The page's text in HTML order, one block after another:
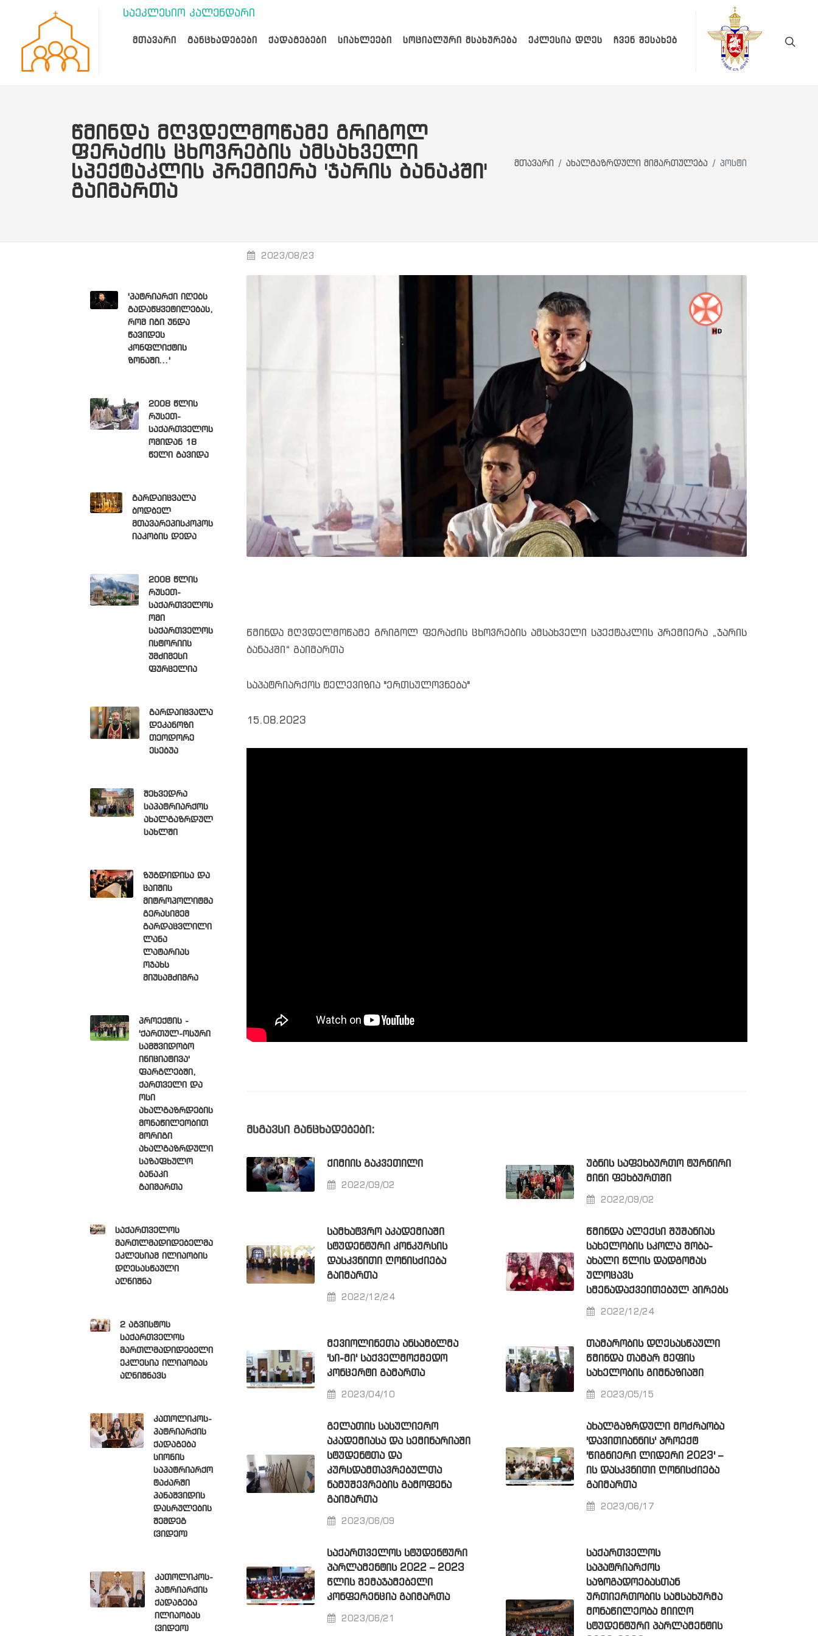
საეკლესიო კალენდარი
ᲛᲗᲐᲕᲐᲠᲘ ᲒᲐᲜᲪᲮᲐᲓᲔᲑᲔᲑᲘ ᲥᲐᲓᲐᲒᲔᲑᲔᲑᲘ ᲡᲘᲐᲮᲚᲔᲔᲑᲘ ᲡᲝᲪᲘᲐᲚᲣᲠᲘ ᲛᲡᲐᲮᲣᲠᲔᲑᲐ ᲔᲙᲚᲔᲡᲘᲐ ᲓᲦᲔᲡ ᲩᲕᲔᲜ ᲨᲔᲡᲐᲮᲔᲑ
ᲬᲛᲘᲜᲓᲐ ᲛᲦᲕᲓᲔᲚᲛᲝᲬᲐᲛᲔ ᲒᲠᲘᲒᲝᲚ
ᲤᲔᲠᲐᲫᲘᲡ ᲪᲮᲝᲕᲠᲔᲑᲘᲡ ᲐᲛᲡᲐᲮᲕᲔᲚᲘ
ᲡᲞᲔᲥᲢᲐᲙᲚᲘᲡ ᲞᲠᲔᲛᲘᲔᲠᲐ 'ᲯᲐᲠᲘᲡ ᲑᲐᲜᲐᲙᲨᲘ'
ᲒᲐᲘᲛᲐᲠᲗᲐ
მთავარი ახალგაზრდული მიმართულება პოსტი
2023/08/23
წმინდა მღვდელმოწამე გრიგოლ ფერაძის ცხოვრების ამსახველი სპექტაკლის პრემიერა „ჯარის
ბანაკში“ გაიმართა
საპატრიარქოს ტელევიზია "ერთსულოვნება"
15.08.2023
მსგავსი განცხადებები:
ᲥᲘᲛᲘᲘᲡ ᲒᲐᲙᲕᲔᲗᲘᲚᲘ
2022/09/02
ᲣᲑᲜᲘᲡ ᲡᲐᲤᲔᲮᲑᲣᲠᲗᲝ ᲢᲣᲠᲜᲘᲠᲘ
ᲛᲘᲜᲘ ᲤᲔᲮᲑᲣᲠᲗᲨᲘ
2022/09/02
ᲡᲐᲛᲮᲐᲢᲕᲠᲝ ᲐᲙᲐᲓᲔᲛᲘᲐᲨᲘ
ᲡᲢᲣᲓᲔᲜᲢᲣᲠᲘ ᲙᲝᲜᲙᲣᲠᲡᲘᲡ
ᲓᲐᲡᲙᲕᲜᲘᲗᲘ ᲦᲝᲜᲘᲡᲫᲘᲔᲑᲐ
ᲒᲐᲘᲛᲐᲠᲗᲐ
2022/12/24
ᲬᲛᲘᲜᲓᲐ ᲐᲚᲔᲥᲡᲘ ᲨᲣᲨᲐᲜᲘᲐᲡ
ᲡᲐᲮᲔᲚᲝᲑᲘᲡ ᲡᲙᲝᲚᲐ ᲨᲝᲑᲐ-
ᲐᲮᲐᲚᲘ ᲬᲚᲘᲡ ᲓᲐᲓᲒᲝᲛᲐᲡ
ᲣᲚᲝᲪᲐᲕᲡ
ᲡᲛᲔᲜᲐᲓᲐᲥᲕᲔᲘᲗᲔᲑᲣᲚ ᲞᲘᲠᲔᲑᲡ
2022/12/24
ᲛᲔᲕᲘᲝᲚᲘᲜᲔᲗᲐ ᲐᲜᲡᲐᲛᲑᲚᲛᲐ
'ᲡᲘ-ᲛᲘ' ᲡᲐᲥᲕᲔᲚᲛᲝᲥᲛᲔᲓᲝ
ᲙᲝᲜᲪᲔᲠᲢᲘ ᲒᲐᲛᲐᲠᲗᲐ
2023/04/10
ᲗᲐᲛᲐᲠᲝᲑᲘᲡ ᲓᲦᲔᲡᲐᲡᲬᲐᲣᲚᲘ
ᲬᲛᲘᲜᲓᲐ ᲗᲐᲛᲐᲠ ᲛᲔᲤᲘᲡ
ᲡᲐᲮᲔᲚᲝᲑᲘᲡ ᲒᲘᲛᲜᲐᲖᲘᲐᲨᲘ
2023/05/15
ᲒᲔᲚᲐᲗᲘᲡ ᲡᲐᲡᲣᲚᲘᲔᲠᲝ
ᲐᲙᲐᲓᲔᲛᲘᲐᲡᲐ ᲓᲐ ᲡᲔᲛᲘᲜᲐᲠᲘᲐᲨᲘ
ᲡᲢᲣᲓᲔᲜᲢᲗᲐ ᲓᲐ
ᲙᲣᲠᲡᲓᲐᲛᲗᲐᲕᲠᲔᲑᲣᲚᲗᲐ
ᲜᲐᲛᲣᲨᲔᲕᲠᲔᲑᲘᲡ ᲒᲐᲛᲝᲤᲔᲜᲐ
ᲒᲐᲘᲛᲐᲠᲗᲐ
2023/06/09
ᲐᲮᲐᲚᲒᲐᲖᲠᲓᲣᲚᲘ ᲛᲝᲫᲠᲐᲝᲑᲐ
'ᲓᲐᲕᲘᲗᲘᲐᲜᲜᲘᲡ' ᲞᲠᲝᲔᲥᲢ
'ᲬᲘᲒᲜᲘᲔᲠᲘ ᲚᲘᲓᲔᲠᲘ 2023' –
ᲘᲡ ᲓᲐᲡᲙᲕᲜᲘᲗᲘ ᲦᲝᲜᲘᲡᲫᲘᲔᲑᲐ
ᲒᲐᲘᲛᲐᲠᲗᲐ
2023/06/17
ᲡᲐᲥᲐᲠᲗᲕᲔᲚᲝᲡ ᲡᲢᲣᲓᲔᲜᲢᲣᲠᲘ
ᲞᲐᲠᲚᲐᲛᲔᲜᲢᲘᲡ 2022 – 2023
ᲬᲚᲘᲡ ᲨᲔᲛᲐᲯᲐᲛᲔᲑᲔᲚᲘ
ᲙᲝᲜᲤᲔᲠᲔᲜᲪᲘᲐ ᲒᲐᲘᲛᲐᲠᲗᲐ
2023/06/21
ᲡᲐᲥᲐᲠᲗᲕᲔᲚᲝᲡ
ᲡᲐᲞᲐᲢᲠᲘᲐᲠᲥᲝᲡ
ᲡᲐᲖᲝᲒᲐᲓᲝᲔᲑᲐᲡᲗᲐᲜ
ᲣᲠᲗᲘᲔᲠᲗᲝᲑᲘᲡ ᲡᲐᲛᲡᲐᲮᲣᲠᲛᲐ
ᲛᲝᲜᲐᲬᲘᲚᲔᲝᲑᲐ ᲛᲘᲘᲦᲝ
ᲡᲢᲣᲓᲔᲜᲢᲣᲠᲘ ᲞᲐᲠᲚᲐᲛᲔᲜᲢᲘᲡ
'პატრიარქი იღებს
გადაწყვეტილებას,
რომ იგი უნდა
წავიდეს
კონფლიქტის
ზონაში...'
2008 წლის
რუსეთ-
საქართველოს
ომიდან 18
წელი გავიდა
გარდაიცვალა
ბოდბელ
მთავარეპისკოპოს
იაკობის დედა
2008 წლის
რუსეთ-
საქართველოს
ომი
საქართველოს
ისტორიის
უმძიმესი
ფურცელია
გარდაიცვალა
დეკანოზი
თეოდორე
ესებუა
შეხვედრა
საპატრიარქოს
ახალგაზრდულ
სახლში
ზუგდიდისა და
ცაიშის
მიტროპოლიტმა
გერასიმემ
გარდაცვლილი
ლანა
ლატარიას
ოჯახს
მიუსამძიმრა
პროექტის -
'ქართულ-ოსური
სამშვიდობო
ინიციატივა'
ფარგლებში,
ქართველი და
ოსი
ახალგაზრდების
მონაწილეობით
მორიგი
ახალგაზრდული
საზაფხულო
ბანაკი
გაიმართა
საქართველოს
მართლმადიდებელმა
ეკლესიამ ილიაობის
დღესასწაული
აღნიშნა
2 აგვისტოს
საქართველოს
მართლმადიდებელი
ეკლესია ილიაობას
აღნიშნავს
კათოლიკოს-
პატრიარქის
ქადაგება
სიონის
საპატრიარქო
ტაძარში
პანაშვიდის
დასრულების
შემდეგ
(ვიდეო)
კათოლიკოს-
პატრიარქის
ქადაგება
ილიაობას
(ვიდეო)